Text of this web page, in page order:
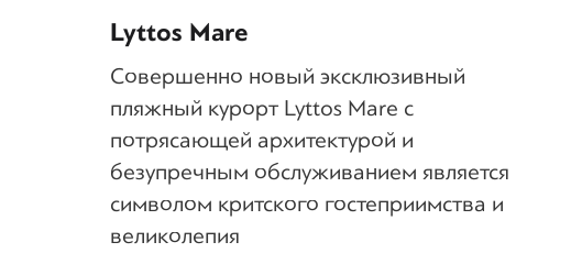
Lyttos Mare
Совершенно новый эксклюзивный
пляжный курорт Lyttos Mare с
потрясающей архитектурой и
безупречным обслуживанием является
символом критского гостеприимства и
великолепия